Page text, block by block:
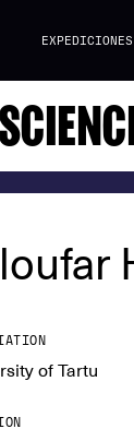
EXPEDICIONES
of Tartu